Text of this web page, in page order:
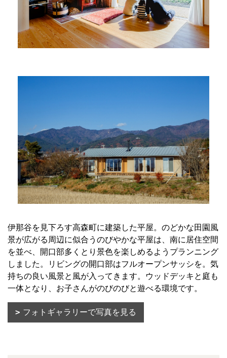
伊那谷を見下ろす高森町に建築した平屋。のどかな田園風
景が広がる周辺に似合うのびやかな平屋は、南に居住空間
を並べ、開口部多くとり景色を楽しめるようプランニング
しました。リビングの開口部はフルオープンサッシを。気
持ちの良い風景と風が入ってきます。ウッドデッキと庭も
一体となり、お子さんがのびのびと遊べる環境です。
フォトギャラリーで写真を見る